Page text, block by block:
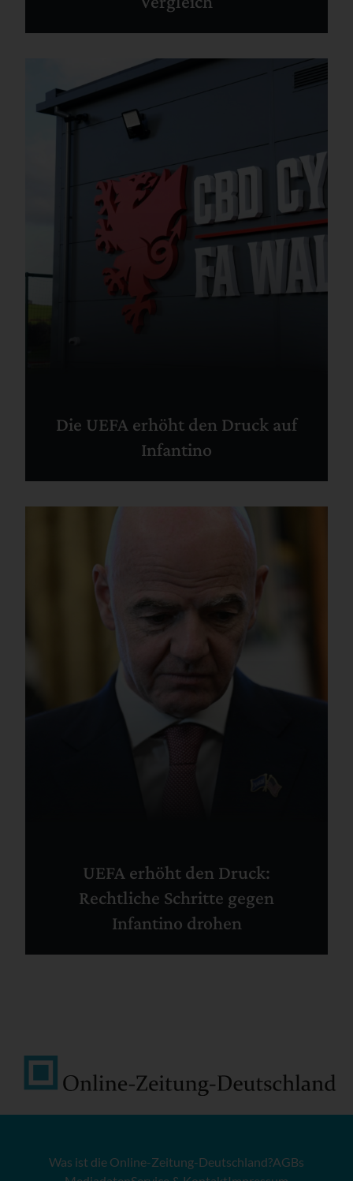
Die UEFA erhöht den Druck auf
Infantino
UEFA erhöht den Druck:
Rechtliche Schritte gegen
Infantino drohen
Was ist die Online-Zeitung-Deutschland?AGBs